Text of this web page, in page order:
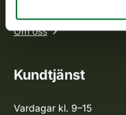
Om oss
Kundtjänst
Vardagar kl. 9–15